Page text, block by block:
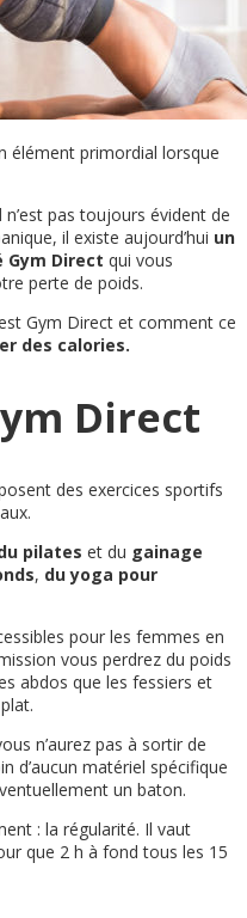
élément primordial lorsque
pas toujours évident de
il existe aujourd’hui un
Direct qui vous
perte de poids.
Gym Direct et comment ce
des calories.
Direct
des exercices sportifs
pilates et du gainage
, du yoga pour
pour les femmes en
vous perdrez du poids
abdos que les fessiers et
n’aurez pas à sortir de
d’aucun matériel spécifique
un baton.
: la régularité. Il vaut
que 2 h à fond tous les 15